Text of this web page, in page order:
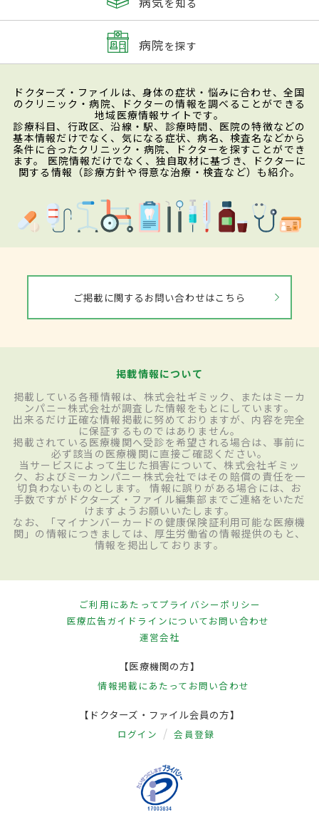
病院を探す
ドクターズ・ファイルは、身体の症状・悩みに合わせ、全国
のクリニック・病院、ドクターの情報を調べることができる
地域医療情報サイトです。
診療科目、行政区、沿線・駅、診療時間、医院の特徴などの
基本情報だけでなく、気になる症状、病名、検査名などから
条件に合ったクリニック・病院、ドクターを探すことができ
ます。 医院情報だけでなく、独自取材に基づき、ドクターに
関する情報（診療方針や得意な治療・検査など）も紹介。
ご掲載に関するお問い合わせはこちら
掲載情報について
掲載している各種情報は、株式会社ギミック、またはミーカ
ンパニー株式会社が調査した情報をもとにしています。
出来るだけ正確な情報掲載に努めておりますが、内容を完全
に保証するものではありません。
掲載されている医療機関へ受診を希望される場合は、事前に
必ず該当の医療機関に直接ご確認ください。
当サービスによって生じた損害について、株式会社ギミッ
ク、およびミーカンパニー株式会社ではその賠償の責任を一
切負わないものとします。 情報に誤りがある場合には、お
手数ですがドクターズ・ファイル編集部までご連絡をいただ
けますようお願いいたします。
なお、「マイナンバーカードの健康保険証利用可能な医療機
関」の情報につきましては、厚生労働省の情報提供のもと、
情報を掲出しております。
ご利用にあたってプライバシーポリシー
医療広告ガイドラインについてお問い合わせ
運営会社
【医療機関の方】
情報掲載にあたって お問い合わせ
【ドクターズ・ファイル会員の方】
ログイン 会員登録